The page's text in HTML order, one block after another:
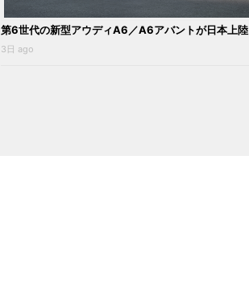
第6世代の新型アウディA6／A6アバントが日本上陸
3日 ago